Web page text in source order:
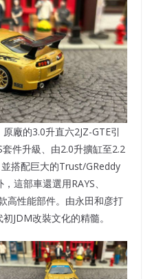
廠的3.0升直六2JZ-GTE引
件升級、由2.0升擴缸至2.2
搭配巨大的Trust/GReddy
這部車還選用RAYS、
高性能部件。由永田和彦打
JDM改裝文化的精髓。